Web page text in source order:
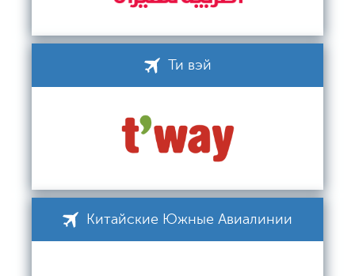
Ти вэй
Китайские Южные Авиалинии